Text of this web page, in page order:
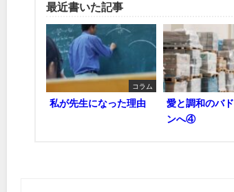
最近書いた記事
コラム
私が先生になった理由
愛と調和のバ
ンへ④